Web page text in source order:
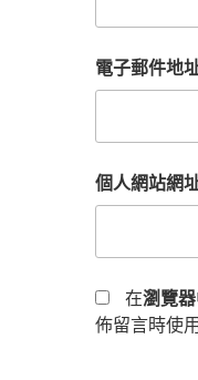
電子郵件地
個人網站網
在瀏覽器
佈留言時使